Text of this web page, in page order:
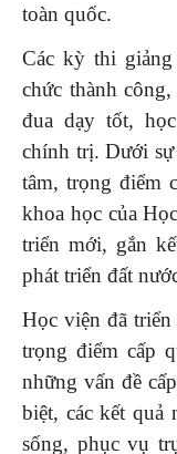
toàn quốc.
Các kỳ thi
chức thành
đua dạy tốt,
chính trị. Dưới sự
tâm, trọng điểm
khoa học của
triển mới, gắn
phát triển đất
Học viện đã
trọng điểm cấp
những vấn đề
biệt, các kết quả
sống, phục vụ